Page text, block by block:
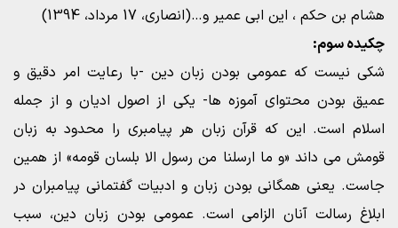
هشام بن حکم ، این ابی عمیر و…(انصاری، 17 مرداد، 1394)
چکیده سوم:
شکی نیست که عمومی بودن زبان دین -با رعایت امر دقیق و
عمیق بودن محتوای آموزه ها- یکی از اصول ادیان و از جمله
اسلام است. این که قرآن زبان هر پیامبری را محدود به زبان
قومش می داند «و ما ارسلنا من رسول الا بلسان قومه» از همین
جاست. یعنی همگانی بودن زبان و ادبیات گفتمانی پیامبران در
ابلاغ رسالت آنان الزامی است. عمومی بودن زبان دین، سبب